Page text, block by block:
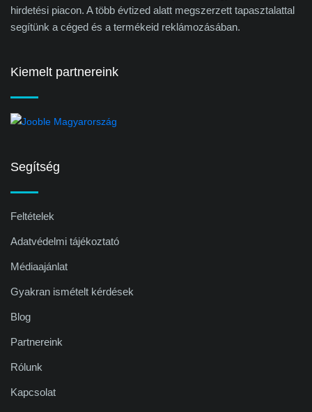
hirdetési piacon. A több évtized alatt megszerzett tapasztalattal
segítünk a céged és a termékeid reklámozásában.
Kiemelt partnereink
Segítség
Feltételek
Adatvédelmi tájékoztató
Médiaajánlat
Gyakran ismételt kérdések
Blog
Partnereink
Rólunk
Kapcsolat